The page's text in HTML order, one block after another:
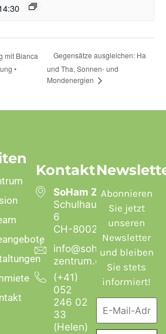
mit Bianca
•
Gegensätze ausgleichen: Ha
und Tha, Sonnen- und
Mondenergien
Kontakt
SoHam Zentrum
Schulhausstrasse
6
CH-8002 Zürich
info@soham-
zentrum.ch
(+41)
052
246 02
33
(Helen)
Abonnieren
Sie jetzt
unseren
Newsletter
und bleiben
Sie stets
informiert!